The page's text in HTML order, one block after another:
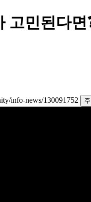
고민된다
info-news/130091752